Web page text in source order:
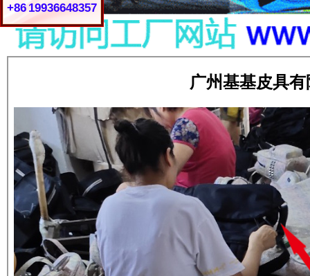
+86 19936648357